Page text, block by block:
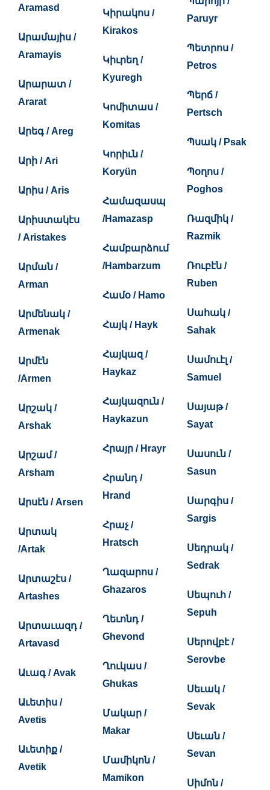
Aramasd
Արամայիս /
Aramayis
Արարատ /
Ararat
Արեգ / Areg
Արի / Ari
Արիս / Aris
Արիստակէս
/ Aristakes
Արման /
Arman
Արմենակ /
Armenak
Արմէն
/Armen
Արշակ /
Arshak
Արշամ /
Arsham
Արսէն / Arsen
Արտակ
/Artak
Արտաշէս /
Artashes
Արտաւազդ /
Artavasd
Աւագ / Avak
Աւետիս /
Avetis
Աւետիք /
Avetik
Կիրակոս /
Kirakos
Կիւրեղ /
Kyuregh
Կոմիտաս /
Komitas
Կորիւն /
Koryün
Համազասպ
/Hamazasp
Համբարձում
/Hambarzum
Համօ / Hamo
Հայկ / Hayk
Հայկազ /
Haykaz
Հայկազուն /
Haykazun
Հրայր / Hrayr
Հրանդ /
Hrand
Հրաչ /
Hratsch
Ղազարոս /
Ghazaros
Ղեւոնդ /
Ghevond
Ղուկաս /
Ghukas
Մակար /
Makar
Մամիկոն /
Mamikon
Paruyr
Պետրոս /
Petros
Պերճ /
Pertsch
Պսակ / Psak
Պօղոս /
Poghos
Ռազմիկ /
Razmik
Ռուբէն /
Ruben
Սահակ /
Sahak
Սամուէլ /
Samuel
Սայաթ /
Sayat
Սասուն /
Sasun
Սարգիս /
Sargis
Սեդրակ /
Sedrak
Սեպուհ /
Sepuh
Սերովբէ /
Serovbe
Սեւակ /
Sevak
Սեւան /
Sevan
Սիմոն /